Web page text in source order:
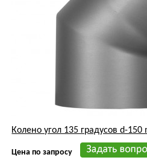
Колено угол 135 градусов d-150
Цена по запросу